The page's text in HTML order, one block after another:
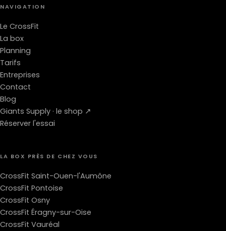
NAVIGATION
Le CrossFit
La box
Planning
Tarifs
Entreprises
Contact
Blog
Giants Supply · le shop ↗
Réserver l'essai
LA BOX PRÈS DE CHEZ VOUS
CrossFit Saint-Ouen-l'Aumône
CrossFit Pontoise
CrossFit Osny
CrossFit Éragny-sur-Oise
CrossFit Vauréal